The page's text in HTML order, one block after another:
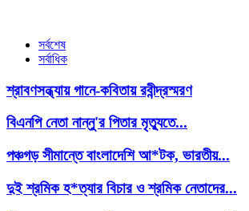
সর্বশেষ
সর্বাধিক
শ্রাবণসন্ধ্যায় গানে-কবিতায় রবীন্দ্রস্মরণ
বিএনপি নেতা নান্নু'র পিতার মৃত্যুতে...
পঞ্চগড় সীমান্তে বাংলাদেশি আ*টক, ভারতীয়...
দুই শ্রমিক হ*ত্যার বিচার ও শ্রমিক নেতাদের...